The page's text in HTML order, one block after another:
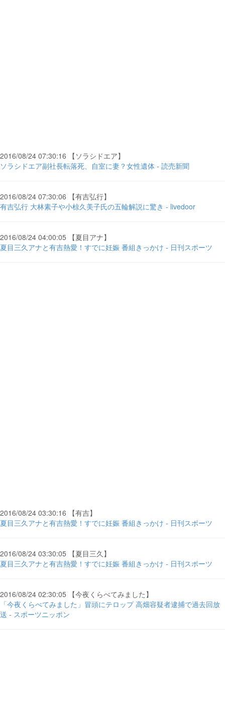
2016/08/24 07:30:16 【ソラシドエア】
ソラシドエア副社長転落死、自室に妻？女性遺体 - 読売新聞
2016/08/24 07:30:06 【有吉弘行】
有吉弘行 大林素子や小椋久美子氏の五輪解説に驚き - livedoor
2016/08/24 04:00:05 【夏目アナ】
夏目三久アナと有吉熱愛！すでに妊娠 番組きっかけ - 日刊スポーツ
2016/08/24 03:30:16 【有吉】
夏目三久アナと有吉熱愛！すでに妊娠 番組きっかけ - 日刊スポーツ
2016/08/24 03:30:05 【夏目三久】
夏目三久アナと有吉熱愛！すでに妊娠 番組きっかけ - 日刊スポーツ
2016/08/24 02:30:05 【今夜くらべてみました】
「今夜くらべてみました」冒頭にテロップ 高畑容疑者逮捕で過去回放
送 - スポーツニッポン